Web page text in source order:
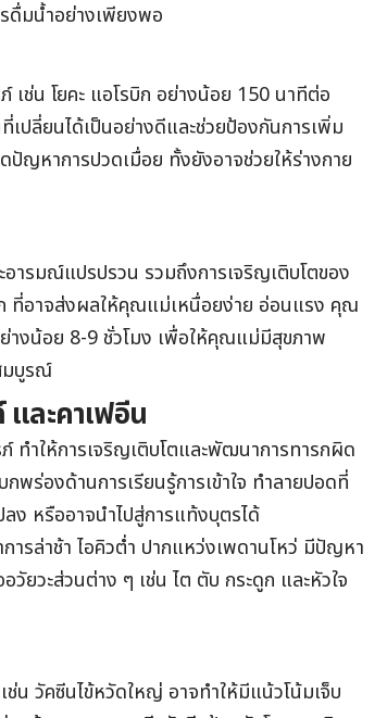
ดื่มน้ำอย่างเพียงพอ
เช่น โยคะ แอโรบิก อย่างน้อย 150 นาทีต่อ
ปลี่ยนได้เป็นอย่างดีและช่วยป้องกันการเพิ่ม
ปัญหาการปวดเมื่อย ทั้งยังอาจช่วยให้ร่างกาย
อารมณ์แปรปรวน รวมถึงการเจริญเติบโตของ
ที่อาจส่งผลให้คุณแม่เหนื่อยง่าย อ่อนแรง คุณ
งน้อย 8-9 ชั่วโมง เพื่อให้คุณแม่มีสุขภาพ
มบูรณ์
ละคาเฟอีน
ทำให้การเจริญเติบโตและพัฒนาการทารกผิด
ร่องด้านการเรียนรู้การเข้าใจ ทำลายปอดที่
ง หรืออาจนำไปสู่การแท้งบุตรได้
รล่าช้า ไอคิวต่ำ ปากแหว่งเพดานโหว่ มีปัญหา
ยวะส่วนต่าง ๆ เช่น ไต ตับ กระดูก และหัวใจ
น วัคซีนไข้หวัดใหญ่ อาจทำให้มีแน้วโน้มเจ็บ